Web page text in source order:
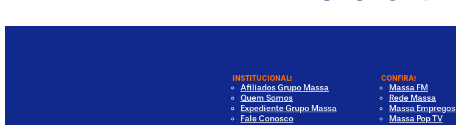
INSTITUCIONAL!
Afiliados Grupo Massa
Quem Somos
Expediente Grupo Massa
Fale Conosco
CONFIRA!
Massa FM
Rede Massa
Massa Empregos
Massa Pop TV